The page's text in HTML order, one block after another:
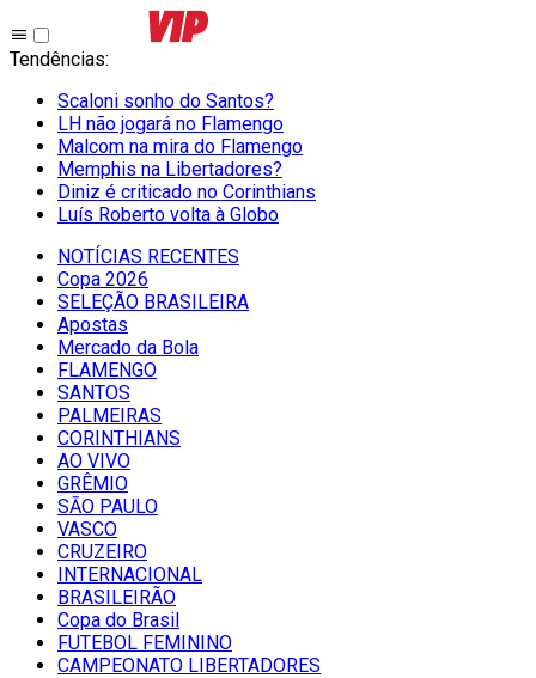
Tendências:
Scaloni sonho do Santos?
LH não jogará no Flamengo
Malcom na mira do Flamengo
Memphis na Libertadores?
Diniz é criticado no Corinthians
Luís Roberto volta à Globo
NOTÍCIAS RECENTES
Copa 2026
SELEÇÃO BRASILEIRA
Apostas
Mercado da Bola
FLAMENGO
SANTOS
PALMEIRAS
CORINTHIANS
AO VIVO
GRÊMIO
SĀO PAULO
VASCO
CRUZEIRO
INTERNACIONAL
BRASILEIRÃO
Copa do Brasil
FUTEBOL FEMININO
CAMPEONATO LIBERTADORES